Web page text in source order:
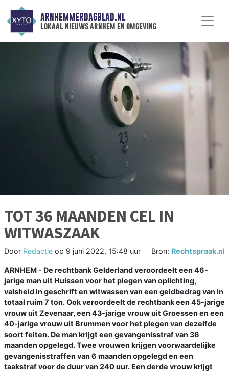
ARNHEMMERDAGBLAD.NL
lokaal nieuws arnhem en omgeving
TOT 36 MAANDEN CEL IN
WITWASZAAK
Door Redactie op 9 juni 2022, 15:48 uur Bron: Rechtspraak.nl
ARNHEM - De rechtbank Gelderland veroordeelt een 46-
jarige man uit Huissen voor het plegen van oplichting,
valsheid in geschrift en witwassen van een geldbedrag van in
totaal ruim 7 ton. Ook veroordeelt de rechtbank een 45-jarige
vrouw uit Zevenaar, een 43-jarige vrouw uit Groessen en een
40-jarige vrouw uit Brummen voor het plegen van dezelfde
soort feiten. De man krijgt een gevangenisstraf van 36
maanden opgelegd. Twee vrouwen krijgen voorwaardelijke
gevangenisstraffen van 6 maanden opgelegd en een
taakstraf voor de duur van 240 uur. Een derde vrouw krijgt